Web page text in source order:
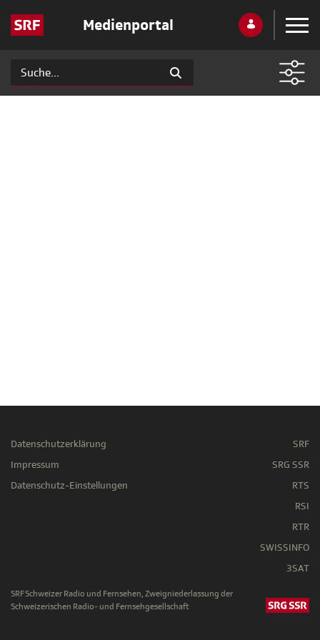
Medienportal
Datenschutzerklärung
Impressum
Datenschutz-Einstellungen
SRF
SRG SSR
RTS
RSI
RTR
SWISSINFO
3SAT
SRF Schweizer Radio und Fernsehen, Zweigniederlassung der
Schweizerischen Radio- und Fernsehgesellschaft